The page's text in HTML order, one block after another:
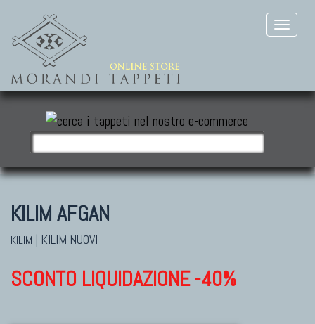
KILIM AFGAN
KILIM | KILIM NUOVI
SCONTO LIQUIDAZIONE -40%